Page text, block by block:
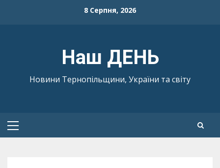
8 Серпня, 2026
Наш ДЕНЬ
Новини Тернопільщини, України та світу
Primary